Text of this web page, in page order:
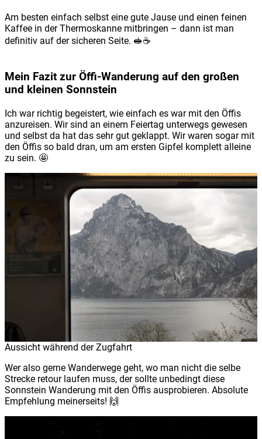
Am besten einfach selbst eine gute Jause und einen feinen
Kaffee in der Thermoskanne mitbringen – dann ist man
definitiv auf der sicheren Seite. 🥪☕️
Mein Fazit zur Öffi-Wanderung auf den großen
und kleinen Sonnstein
Ich war richtig begeistert, wie einfach es war mit den Öffis
anzureisen. Wir sind an einem Feiertag unterwegs gewesen
und selbst da hat das sehr gut geklappt. Wir waren sogar mit
den Öffis so bald dran, um am ersten Gipfel komplett alleine
zu sein. 🤩
Aussicht während der Zugfahrt
Wer also gerne Wanderwege geht, wo man nicht die selbe
Strecke retour laufen muss, der sollte unbedingt diese
Sonnstein Wanderung mit den Öffis ausprobieren. Absolute
Empfehlung meinerseits! 🙌